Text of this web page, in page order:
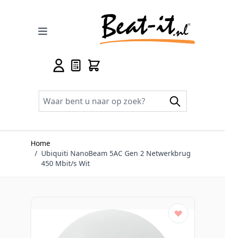
Home
/ Ubiquiti NanoBeam 5AC Gen 2 Netwerkbrug
450 Mbit/s Wit